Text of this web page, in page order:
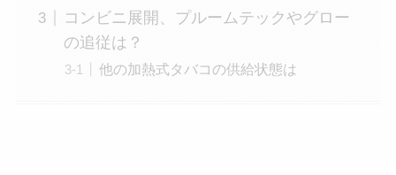
コンビニ展開、プルームテックやグロー
の追従は？
他の加熱式タバコの供給状態は